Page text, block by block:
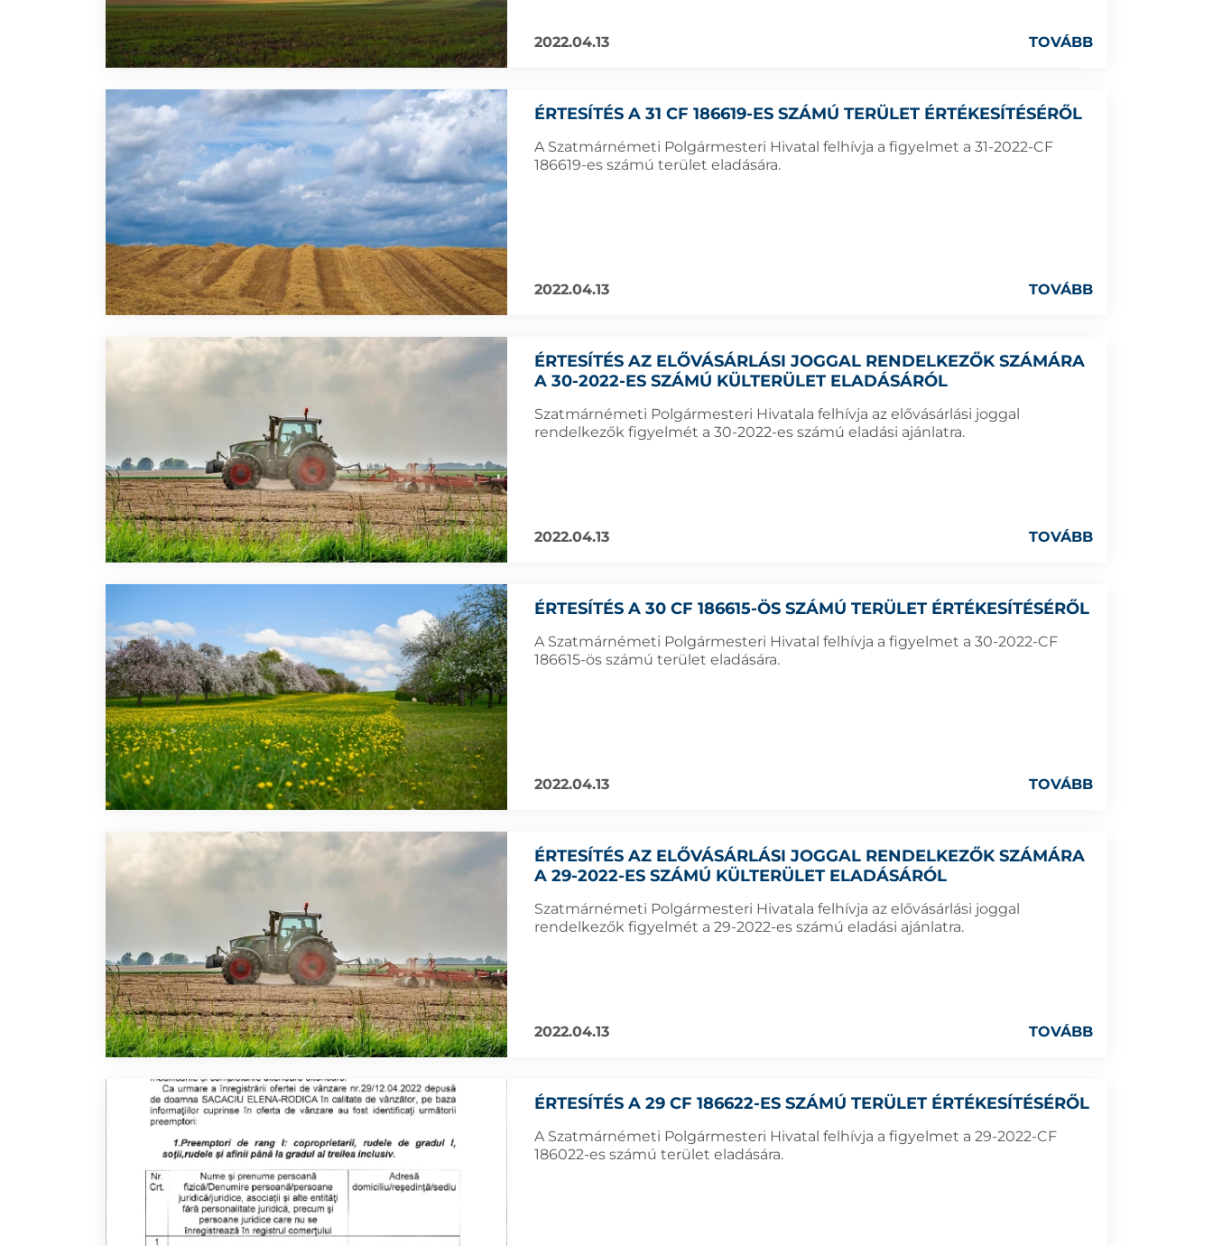
2022.04.13 TOVÁBB
ÉRTESÍTÉS A 31 CF 186619-ES SZÁMÚ TERÜLET ÉRTÉKESÍTÉSÉRŐL
A Szatmárnémeti Polgármesteri Hivatal felhívja a figyelmet a 31-2022-CF
186619-es számú terület eladására.
2022.04.13 TOVÁBB
ÉRTESÍTÉS AZ ELŐVÁSÁRLÁSI JOGGAL RENDELKEZŐK SZÁMÁRA
A 30-2022-ES SZÁMÚ KÜLTERÜLET ELADÁSÁRÓL
Szatmárnémeti Polgármesteri Hivatala felhívja az elővásárlási joggal
rendelkezők figyelmét a 30-2022-es számú eladási ajánlatra.
2022.04.13 TOVÁBB
ÉRTESÍTÉS A 30 CF 186615-ÖS SZÁMÚ TERÜLET ÉRTÉKESÍTÉSÉRŐL
A Szatmárnémeti Polgármesteri Hivatal felhívja a figyelmet a 30-2022-CF
186615-ös számú terület eladására.
2022.04.13 TOVÁBB
ÉRTESÍTÉS AZ ELŐVÁSÁRLÁSI JOGGAL RENDELKEZŐK SZÁMÁRA
A 29-2022-ES SZÁMÚ KÜLTERÜLET ELADÁSÁRÓL
Szatmárnémeti Polgármesteri Hivatala felhívja az elővásárlási joggal
rendelkezők figyelmét a 29-2022-es számú eladási ajánlatra.
2022.04.13 TOVÁBB
ÉRTESÍTÉS A 29 CF 186622-ES SZÁMÚ TERÜLET ÉRTÉKESÍTÉSÉRŐL
A Szatmárnémeti Polgármesteri Hivatal felhívja a figyelmet a 29-2022-CF
186022-es számú terület eladására.